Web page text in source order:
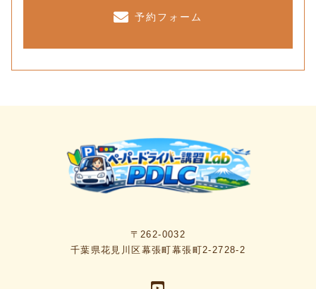
予約フォーム
〒262-0032
千葉県花見川区幕張町幕張町2-2728-2